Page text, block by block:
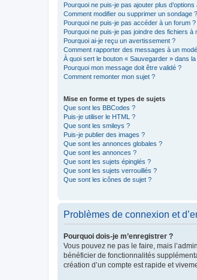
Pourquoi ne puis-je pas ajouter plus
Comment modifier ou supprimer un sondage ?
Pourquoi ne puis-je pas accéder à un forum ?
Pourquoi ne puis-je pas joindre des fichiers à
Pourquoi ai-je reçu un avertissement ?
Comment rapporter des messages à un
À quoi sert le bouton « Sauvegarder » dans
Pourquoi mon message doit être validé ?
Comment remonter mon sujet ?
Mise en forme et types de sujets
Que sont les BBCodes ?
Puis-je utiliser le HTML ?
Que sont les smileys ?
Puis-je publier des images ?
Que sont les annonces globales ?
Que sont les annonces ?
Que sont les sujets épinglés ?
Que sont les sujets verrouillés ?
Que sont les icônes de sujet ?
Problèmes de connexion et
Pourquoi dois-je m’enregistrer ?
Vous pouvez ne pas le faire, mais
bénéficier de fonctionnalités
création d’un compte est rapide et